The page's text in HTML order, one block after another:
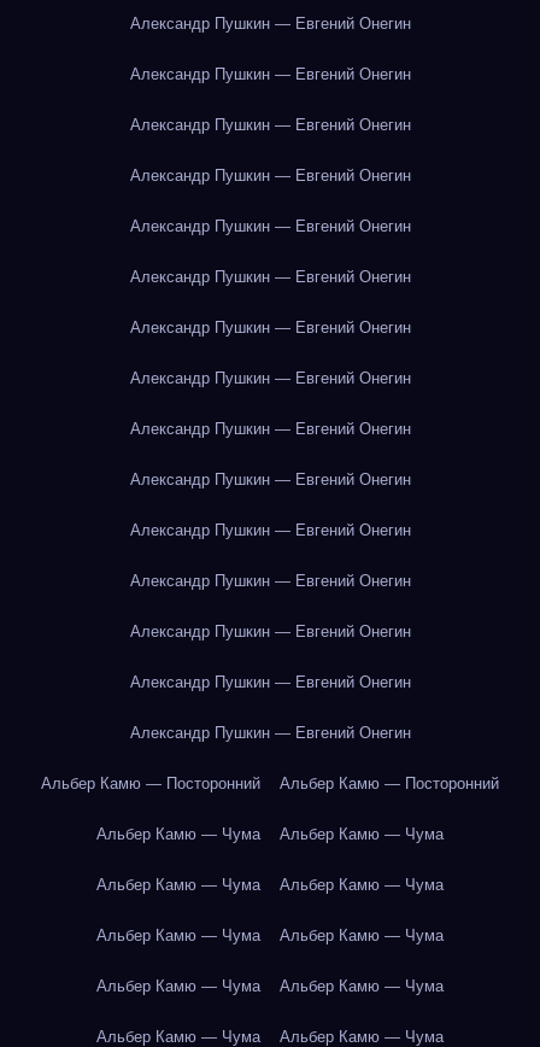
Александр Пушкин — Евгений Онегин
Александр Пушкин — Евгений Онегин
Александр Пушкин — Евгений Онегин
Александр Пушкин — Евгений Онегин
Александр Пушкин — Евгений Онегин
Александр Пушкин — Евгений Онегин
Александр Пушкин — Евгений Онегин
Александр Пушкин — Евгений Онегин
Александр Пушкин — Евгений Онегин
Александр Пушкин — Евгений Онегин
Александр Пушкин — Евгений Онегин
Александр Пушкин — Евгений Онегин
Александр Пушкин — Евгений Онегин
Александр Пушкин — Евгений Онегин
Александр Пушкин — Евгений Онегин
Альбер Камю — Посторонний Альбер Камю — Посторонний
Альбер Камю — Чума Альбер Камю — Чума
Альбер Камю — Чума Альбер Камю — Чума
Альбер Камю — Чума Альбер Камю — Чума
Альбер Камю — Чума Альбер Камю — Чума
Альбер Камю — Чума Альбер Камю — Чума